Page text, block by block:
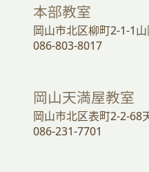
本部教室
岡山市北区柳町2-1-1
086-803-8017
岡山天満屋教室
岡山市北区表町2-2-68
086-231-7701